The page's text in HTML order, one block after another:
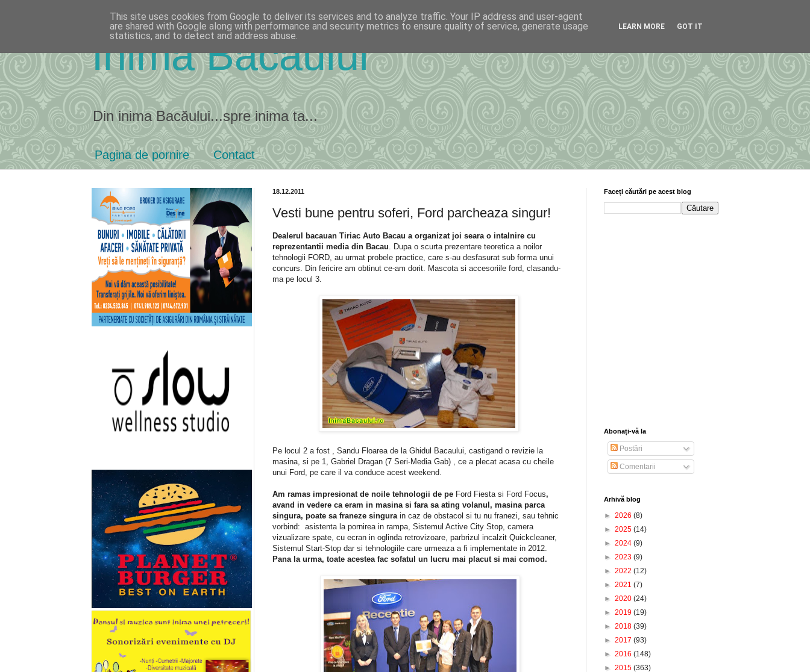
Inima Bacăului
Din inima Bacăului...spre inima ta...
Pagina de pornire Contact
18.12.2011
Vesti bune pentru soferi, Ford parcheaza singur!
Dealerul bacauan Tiriac Auto Bacau a organizat joi seara o intalnire cu
reprezentantii media din Bacau . Dupa o scurta prezentare teoretica a noilor
tehnologii FORD, au urmat probele practice, care s-au desfasurat sub forma unui
concurs. Din fericire am obtinut ce-am dorit. Mascota si accesoriile ford, clasandu-
ma pe locul 3.
Pe locul 2 a fost , Sandu Floarea de la Ghidul Bacaului, castigand o revizie la
masina, si pe 1, Gabriel Dragan (7 Seri-Media Gab) , ce a plecat acasa cu cheile
unui Ford, pe care il va conduce acest weekend.
Am ramas impresionat de noile tehnologii de pe Ford Fiesta si Ford Focus,
avand in vedere ca eram in masina si fara sa ating volanul, masina parca
singura, poate sa franeze singura in caz de obstacol si tu nu franezi, sau tehnic
vorbind: asistenta la pornirea in rampa, Sistemul Active City Stop, camera
vizualizare spate, cu ecran in oglinda retrovizoare, parbrizul incalzit Quickcleaner,
Sistemul Start-Stop dar si tehnologiile care urmeaza a fi implementate in 2012.
Pana la urma, toate acestea fac sofatul un lucru mai placut si mai comod.
Faceți căutări pe acest blog
Abonați-vă la
Postări
Comentarii
Arhivă blog
► 2026 (8)
► 2025 (14)
► 2024 (9)
► 2023 (9)
► 2022 (12)
► 2021 (7)
► 2020 (24)
► 2019 (19)
► 2018 (39)
► 2017 (93)
► 2016 (148)
► 2015 (363)
This site uses cookies from Google to deliver its services and to analyze traffic. Your IP address and user-agent
are shared with Google along with performance and security metrics to ensure quality of service, generate usage
statistics, and to detect and address abuse.
LEARN MORE GOT IT